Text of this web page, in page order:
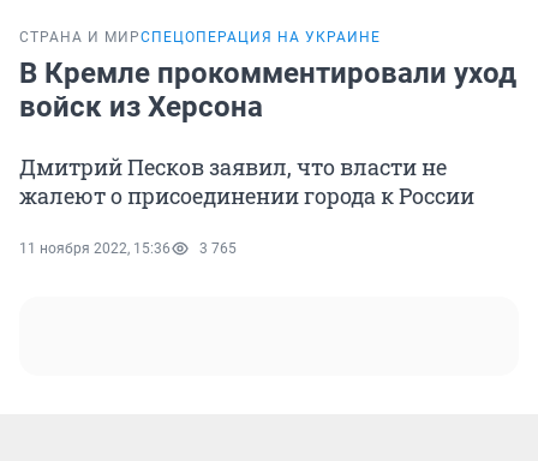
СТРАНА И МИРСПЕЦОПЕРАЦИЯ НА УКРАИНЕ
В Кремле прокомментировали уход
войск из Херсона
Дмитрий Песков заявил, что власти не
жалеют о присоединении города к России
11 ноября 2022, 15:36 3 765